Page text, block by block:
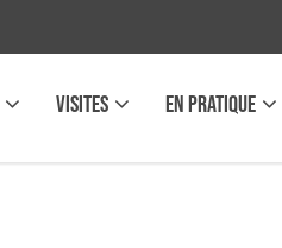
VISITES EN PRATIQUE